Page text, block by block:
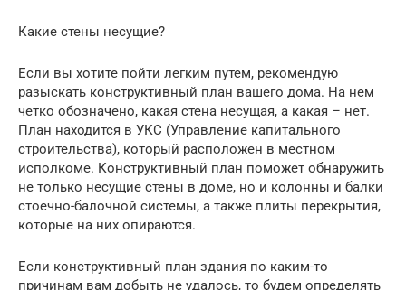
Какие стены несущие?
Если вы хотите пойти легким путем, рекомендую
разыскать конструктивный план вашего дома. На нем
четко обозначено, какая стена несущая, а какая – нет.
План находится в УКС (Управление капитального
строительства), который расположен в местном
исполкоме. Конструктивный план поможет обнаружить
не только несущие стены в доме, но и колонны и балки
стоечно-балочной системы, а также плиты перекрытия,
которые на них опираются.
Если конструктивный план здания по каким-то
причинам вам добыть не удалось, то будем определять